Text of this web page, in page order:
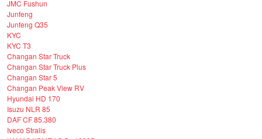
JMC Fushun
Junfeng
Junfeng Q35
KYC
KYC T3
Changan Star Truck
Changan Star Truck Plus
Changan Star 5
Changan Peak View RV
Hyundai HD 170
Isuzu NLR 85
DAF CF 85.380
Iveco Stralis